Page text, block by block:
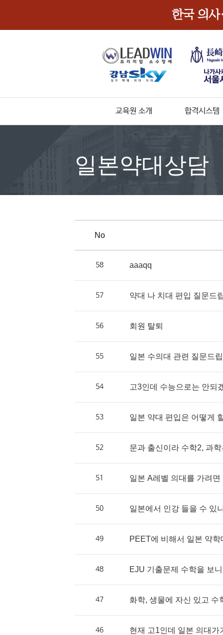
교육원 소개 합격시스템
일본약대상담
No
58 aaaqq
57 약대 나 치대 편입 질문드
56 회원 탈퇴
55 일본 수의대 관련 질문드
54 고3인데 수능으로는 안되
53 일본 약대 편입은 어떻게
52 문과 출신이라 수학2, 과
51 일본 A레벨 의대를 가려
50 일본에서 인강 들을 수 있
49 PEET에 비해서 일본 약
48 EJU 기출문제 수학을 보
47 화학, 생물에 자신 있고 수
46 현재 고1인데 일본 의대가